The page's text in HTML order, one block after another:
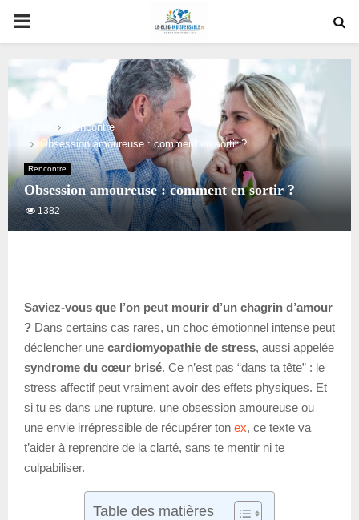
PRIMARY
MENU
Rencontre
Obsession amoureuse : comment en sortir ?
Rencontre
Obsession amoureuse : comment en sortir ?
1382
Saviez-vous que l’on peut mourir d’un chagrin d’amour
? Dans certains cas rares, un choc émotionnel intense peut
déclencher une cardiomyopathie de stress, aussi appelée
syndrome du cœur brisé. Ce n’est pas “dans ta tête” : le
stress affectif peut vraiment avoir des effets physiques. Et
si tu es dans une rupture, une obsession amoureuse ou
une envie irrépressible de récupérer ton ex, ce texte va
t’aider à reprendre de la clarté, sans te mentir ni te
culpabiliser.
Table des matières